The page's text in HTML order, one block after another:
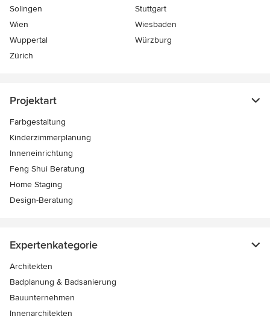
Solingen
Stuttgart
Wien
Wiesbaden
Wuppertal
Würzburg
Zürich
Projektart
Farbgestaltung
Kinderzimmerplanung
Inneneinrichtung
Feng Shui Beratung
Home Staging
Design-Beratung
Expertenkategorie
Architekten
Badplanung & Badsanierung
Bauunternehmen
Innenarchitekten